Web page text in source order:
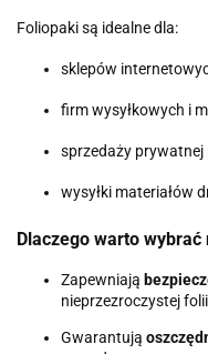
Foliopaki są idealne dla:
sklepów
firm wysyłkowych i
sprzedaży prywatnej
wysyłki materiałów
Dlaczego warto
Zapewniają
nieprzezroczystej
Gwarantują